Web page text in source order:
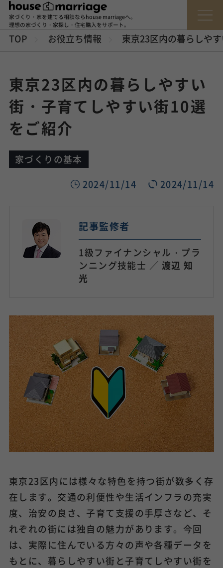
家づくり・家を建てる相談ならhouse marriageへ。
理想の家づくり・家探し・住宅購入をサポート。
TOP お役立ち情報 東京23区内の暮らしや
東京23区内の暮らしやすい
街・子育てしやすい街10選
をご紹介
家づくりの基本
2024/11/14
2024/11/14
記事監修者
1級ファイナンシャル・プラ
ンニング技能士 ／ 渡辺 知
光
東京23区内には様々な特色を持つ街が数多く存
在します。交通の利便性や生活インフラの充実
度、治安の良さ、子育て支援の手厚さなど、そ
れぞれの街には独自の魅力があります。今回
は、実際に住んでいる方々の声や各種データを
もとに、暮らしやすい街と子育てしやすい街を